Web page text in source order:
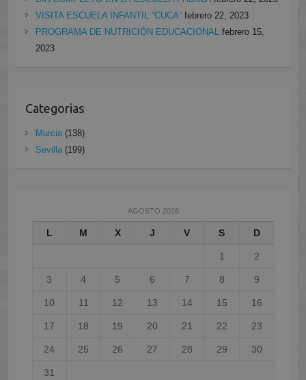
VISITA ESCUELA INFANTIL “CUCA” febrero 22, 2023
PROGRAMA DE NUTRICIÓN EDUCACIONAL febrero 15,
2023
Categorias
Murcia(138)
Sevilla(199)
AGOSTO 2026
L M X J V S D
1 2
3 4 5 6 7 8 9
10 11 12 13 14 15 16
17 18 19 20 21 22 23
24 25 26 27 28 29 30
31